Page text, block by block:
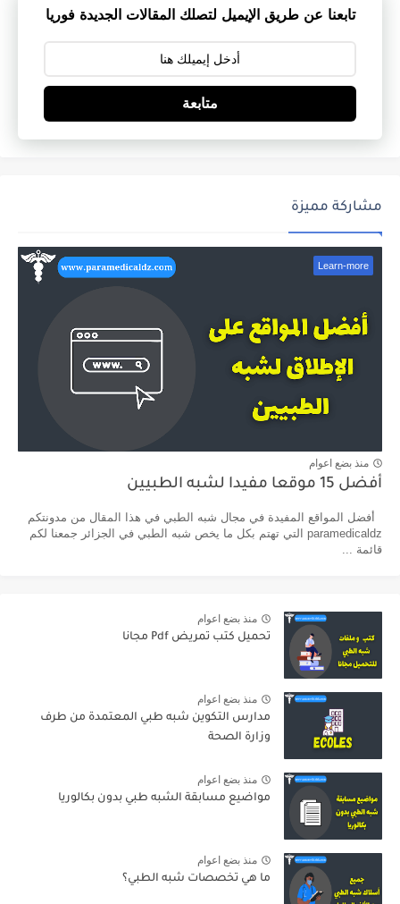
تابعنا عن طريق الإيميل لتصلك المقالات الجديدة فوريا
متابعة
مشاركة مميزة
Learn-more
منذ بضع اعوام
أفضل 15 موقعا مفيدا لشبه الطبيين
أفضل المواقع المفيدة في مجال شبه الطبي في هذا المقال من مدونتكم
paramedicaldz التي تهتم بكل ما يخص شبه الطبي في الجزائر جمعنا لكم
قائمة ...
منذ بضع اعوام
تحميل كتب تمريض Pdf مجانا
منذ بضع اعوام
مدارس التكوين شبه طبي المعتمدة من طرف
وزارة الصحة
منذ بضع اعوام
مواضيع مسابقة الشبه طبي بدون بكالوريا
منذ بضع اعوام
ما هي تخصصات شبه الطبي؟